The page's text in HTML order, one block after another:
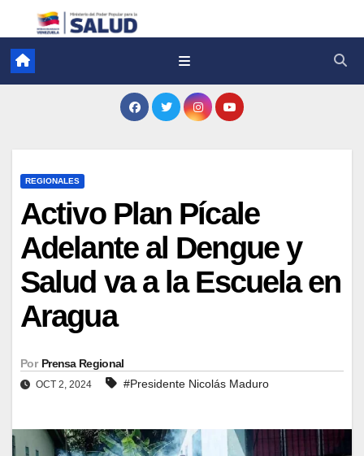
REGIONALES
Activo Plan Pícale
Adelante al Dengue y
Salud va a la Escuela en
Aragua
Por Prensa Regional
OCT 2, 2024 #Presidente Nicolás Maduro